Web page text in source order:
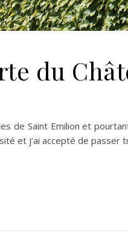
du
de Saint Emilion et
et j’ai accepté de passer